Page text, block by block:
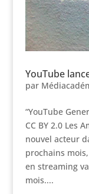
YouTube
par
“YouTube
CC BY 2.0 Les
nouvel acteur
prochains
en streaming
mois....